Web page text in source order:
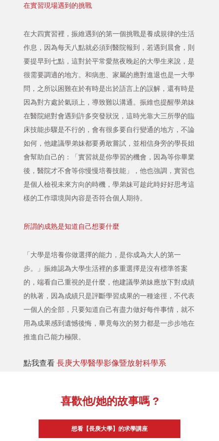
在實習現場遇到的挑戰
在大四實習裡，振維遇到的第一個挑戰是養成規律的生活
作息，因為每天八點就必須到醫院報到，若遇到晨會，則
要提早到七點，這對於平常愛熬夜晚起的大學生來說，是
很需要調適的地方。和病患、家屬的應對進退也是一大學
問，之所以困難在於有時是出於語言上的誤解，還有時是
因為對方處於氣頭上，導致難以溝通。振維也提醒學弟妹
在醫院絕對會遇到許多突發狀況，這時光靠大三所學的臨
床技能步驟是不行的，會有很多要自行變通的地方，不論
如何，他建議學弟妹都要勇敢嘗試，並相信身旁的學長姐
會幫助自己的：「實習就是你學習的機會，因為等你畢業
後，醫院才不會等你慢慢培養技能」，他也強調，實習也
是個人檢視未來方向的時機，學弟妹可趁此時好好思考這
樣的工作環境與內容是否符合個人期待。
所謂的成熟是知道自己想要什麼
「大學是培養你做選擇的能力，是你成為大人的第一
步。」振維認為大學生活裡的多重選擇是沒有標準答案
的，端看自己重視的是什麼，他建議學弟妹應放下對成績
的執著，因為成績只是評斷學習成果的一種途徑，不代表
一個人的全部，只要知道自己有盡力做好每件事情，就不
用為成果感到遺憾後悔，畢竟每次的努力都是一步步地在
推進自己能力極限。
點我查看 長庚大學醫學影像暨放射科學系
喜歡他/她的故事嗎 ?
想看【長庚大學】的求學講座